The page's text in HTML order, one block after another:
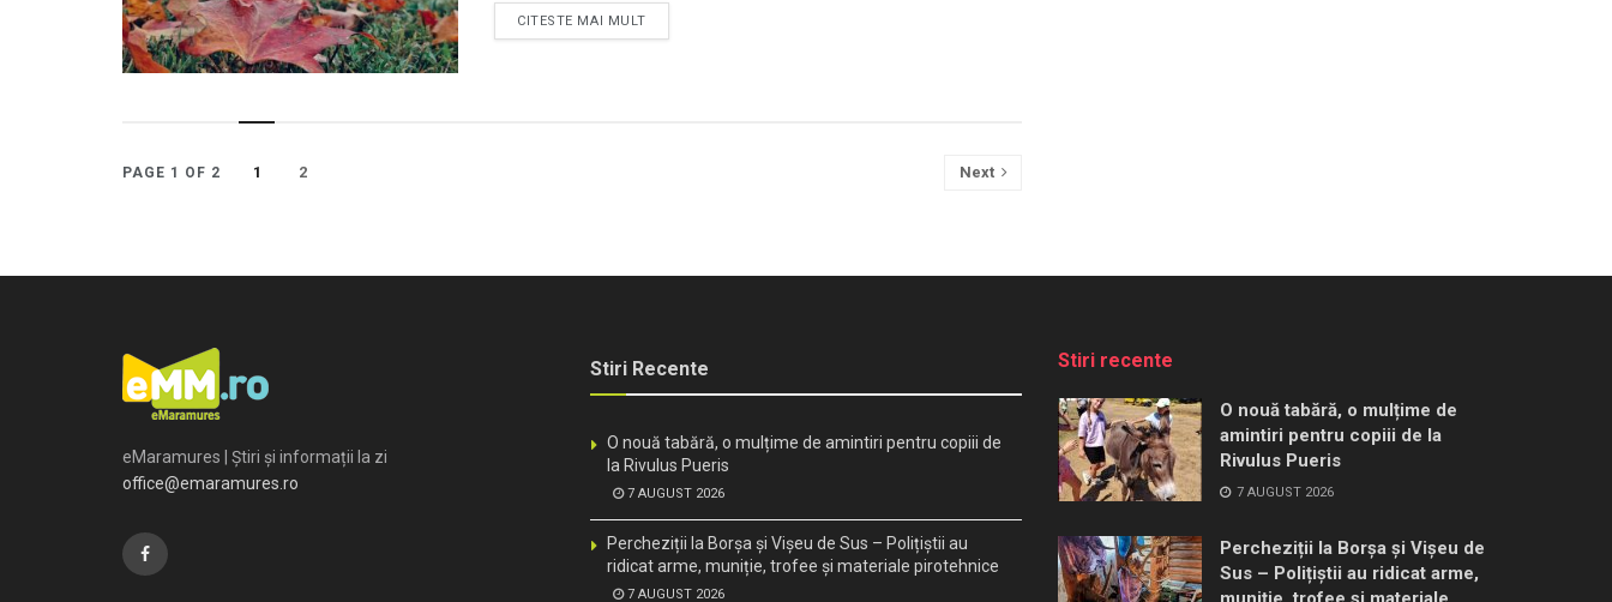
CITESTE MAI MULT
PAGE 1 OF 2 1 2 Next
eMaramures | Știri și informații la zi
office@emaramures.ro
Stiri Recente
O nouă tabără, o mulțime de amintiri pentru copiii de
la Rivulus Pueris
7 AUGUST 2026
Percheziții la Borșa și Vișeu de Sus – Polițiștii au
ridicat arme, muniție, trofee și materiale pirotehnice
7 AUGUST 2026
Stiri recente
O nouă tabără, o mulțime de
amintiri pentru copiii de la
Rivulus Pueris
7 AUGUST 2026
Percheziții la Borșa și Vișeu de
Sus – Polițiștii au ridicat arme,